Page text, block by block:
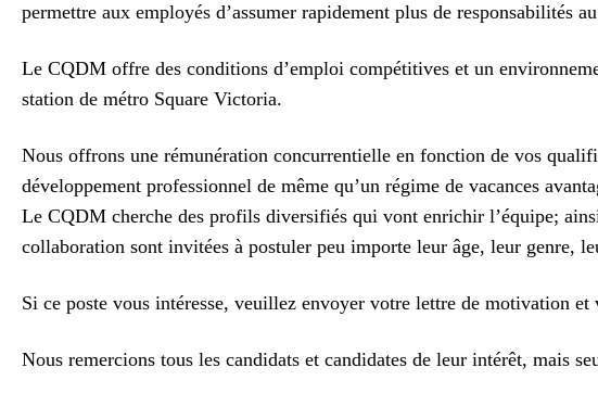
permettre aux employés d’assumer rapidement plus de responsabilités
Le CQDM offre des conditions d’emploi compétitives et un
station de métro Square Victoria.
Nous offrons une rémunération concurrentielle en fonction de vos
développement professionnel de même qu’un régime de vacances
Le CQDM cherche des profils diversifiés qui vont enrichir l’équipe;
collaboration sont invitées à postuler peu importe leur âge, leur
Si ce poste vous intéresse, veuillez envoyer votre lettre de motivation
Nous remercions tous les candidats et candidates de leur intérêt, mais